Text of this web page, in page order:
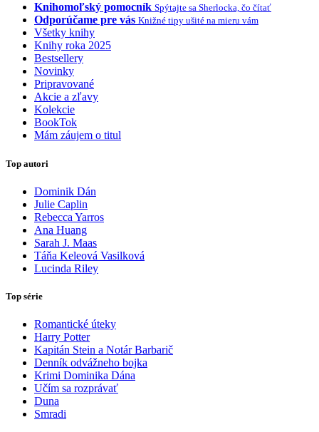
Knihomoľský pomocník Spýtajte sa Sherlocka, čo čítať
Odporúčame pre vás Knižné tipy ušité na mieru vám
Všetky knihy
Knihy roka 2025
Bestsellery
Novinky
Pripravované
Akcie a zľavy
Kolekcie
BookTok
Mám záujem o titul
Top autori
Dominik Dán
Julie Caplin
Rebecca Yarros
Ana Huang
Sarah J. Maas
Táňa Keleová Vasilková
Lucinda Riley
Top série
Romantické úteky
Harry Potter
Kapitán Stein a Notár Barbarič
Denník odvážneho bojka
Krimi Dominika Dána
Učím sa rozprávať
Duna
Smradi